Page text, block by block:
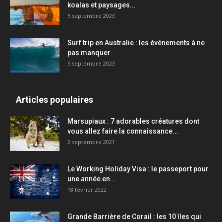
koalas et paysages...
5 septembre 2023
Surf trip en Australie : les événements à ne
pas manquer
5 septembre 2023
Articles populaires
Marsupiaux : 7 adorables créatures dont
vous allez faire la connaissance...
2 septembre 2021
Le Working Holiday Visa : le passeport pour
une année en...
18 février 2022
Grande Barrière de Corail : les 10 îles qui